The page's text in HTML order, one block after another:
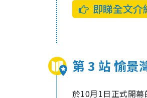
即睇全文介
第 3 站 愉景
於10月1日正式開